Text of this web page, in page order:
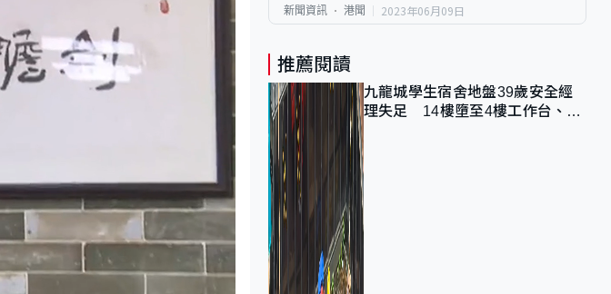
新聞資訊 港聞 2023年06月09日
推薦閱讀
九龍城學生宿舍地盤39歲安全經
理失足 14樓墮至4樓工作台、送